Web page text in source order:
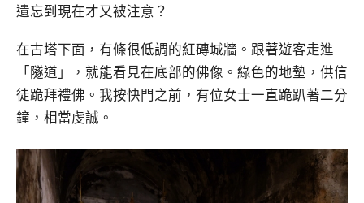
遺忘到現在才又被注意？
在古塔下面，有條很低調的紅磚城牆。跟著遊客走進
「隧道」，就能看見在底部的佛像。綠色的地墊，供信
徒跪拜禮佛。我按快門之前，有位女士一直跪趴著二分
鐘，相當虔誠。